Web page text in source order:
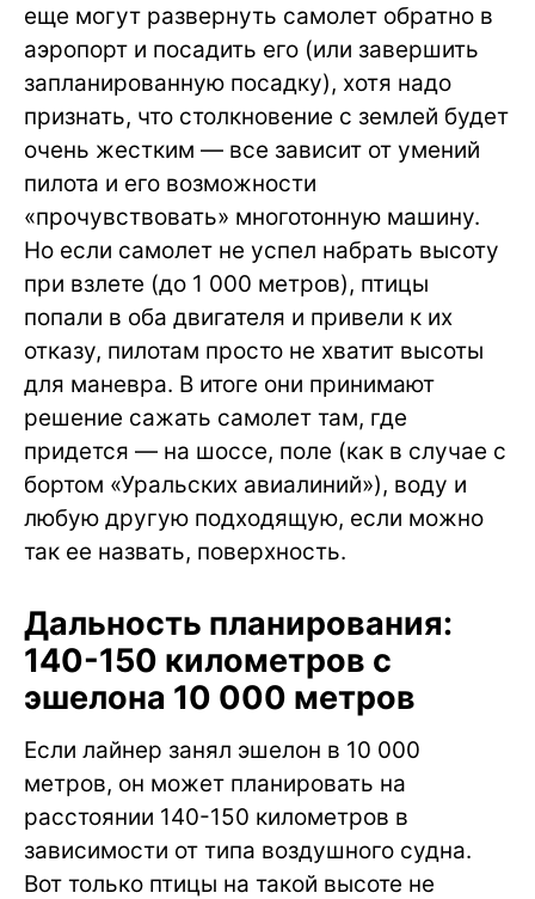
еще могут развернуть самолет обратно в
аэропорт и посадить его (или завершить
запланированную посадку), хотя надо
признать, что столкновение с землей будет
очень жестким — все зависит от умений
пилота и его возможности
«прочувствовать» многотонную машину.
Но если самолет не успел набрать высоту
при взлете (до 1 000 метров), птицы
попали в оба двигателя и привели к их
отказу, пилотам просто не хватит высоты
для маневра. В итоге они принимают
решение сажать самолет там, где
придется — на шоссе, поле (как в случае с
бортом «Уральских авиалиний»), воду и
любую другую подходящую, если можно
так ее назвать, поверхность.
Дальность планирования:
140-150 километров с
эшелона 10 000 метров
Если лайнер занял эшелон в 10 000
метров, он может планировать на
расстоянии 140-150 километров в
зависимости от типа воздушного судна.
Вот только птицы на такой высоте не